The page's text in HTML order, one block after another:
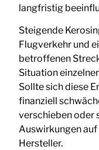
langfristig
Steigende
Flugverkehr und
betroffenen
Situation
Sollte sich diese
finanziell
verschieben oder
Auswirkungen
Hersteller.